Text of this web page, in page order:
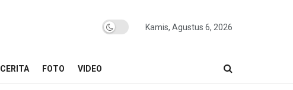
Kamis, Agustus 6, 2026
CERITA FOTO VIDEO